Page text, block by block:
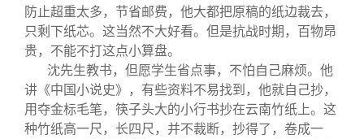
防止超重太多，节省邮费，他大都把原稿的纸边裁去，
只剩下纸芯。这当然不大好看。但是抗战时期，百物昂
贵，不能不打这点小算盘。
沈先生教书，但愿学生省点事，不怕自己麻烦。他
讲《中国小说史》，有些资料不易找到，他就自己抄，
用夺金标毛笔，筷子头大的小行书抄在云南竹纸上。这
种竹纸高一尺，长四尺，并不裁断，抄得了，卷成一